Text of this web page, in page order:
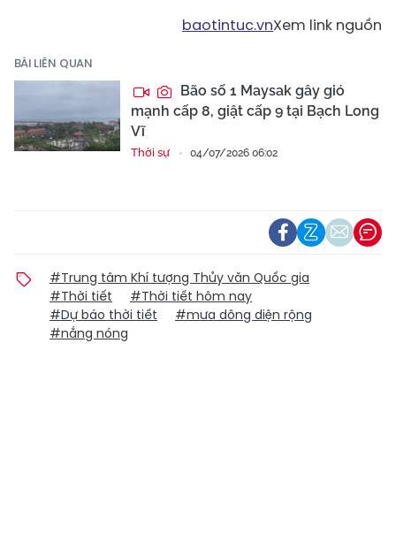
baotintuc.vnXem link nguồn
BÀI LIÊN QUAN
Bão số 1 Maysak gây gió
mạnh cấp 8, giật cấp 9 tại Bạch Long
Vĩ
Thời sự 04/07/2026 06:02
#Trung tâm Khí tượng Thủy văn Quốc gia
#Thời tiết
#Thời tiết hôm nay
#Dự báo thời tiết
#mưa dông diện rộng
#nắng nóng